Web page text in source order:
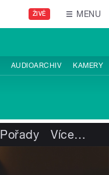
ŽIVĚ MENU
AUDIOARCHIV KAMERY
Pořady Více…